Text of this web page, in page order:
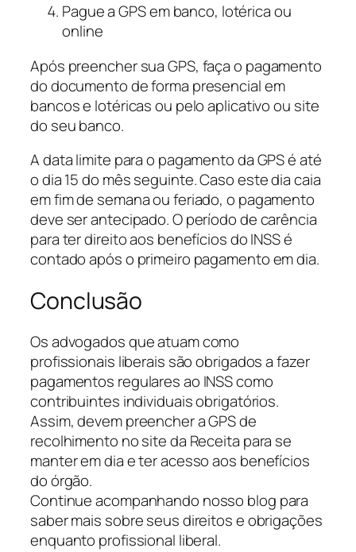
Pague a GPS em banco, lotérica ou
online
Após preencher sua GPS, faça o pagamento
do documento de forma presencial em
bancos e lotéricas ou pelo aplicativo ou site
do seu banco.
A data limite para o pagamento da GPS é até
o dia 15 do mês seguinte. Caso este dia caia
em fim de semana ou feriado, o pagamento
deve ser antecipado. O período de carência
para ter direito aos benefícios do INSS é
contado após o primeiro pagamento em dia.
Conclusão
Os advogados que atuam como
profissionais liberais são obrigados a fazer
pagamentos regulares ao INSS como
contribuintes individuais obrigatórios.
Assim, devem preencher a GPS de
recolhimento no site da Receita para se
manter em dia e ter acesso aos benefícios
do órgão.
Continue acompanhando nosso blog para
saber mais sobre seus direitos e obrigações
enquanto profissional liberal.